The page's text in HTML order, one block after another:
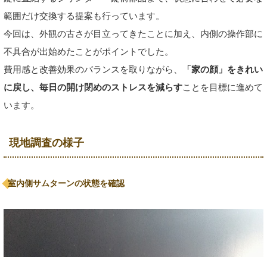
範囲だけ交換する提案も行っています。
今回は、外観の古さが目立ってきたことに加え、内側の操作部に
不具合が出始めたことがポイントでした。
費用感と改善効果のバランスを取りながら、
「家の顔」をきれい
に戻し、毎日の開け閉めのストレスを減らすことを目標に進めて
います。
現地調査の様子
室内側サムターンの状態を確認